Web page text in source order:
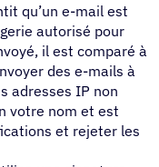
qu’un e-mail est
autorisé pour
il est comparé à
des e-mails à
adresses IP non
votre nom et est
et rejeter les